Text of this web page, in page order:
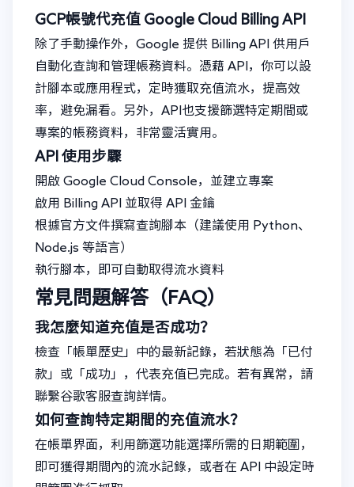
GCP帳號代充值 Google Cloud Billing API
除了手動操作外，Google 提供 Billing API 供用戶
自動化查詢和管理帳務資料。憑藉 API，你可以設
計腳本或應用程式，定時獲取充值流水，提高效
率，避免漏看。另外，API也支援篩選特定期間或
專案的帳務資料，非常靈活實用。
API 使用步驟
開啟 Google Cloud Console，並建立專案
啟用 Billing API 並取得 API 金鑰
根據官方文件撰寫查詢腳本（建議使用 Python、
Node.js 等語言）
執行腳本，即可自動取得流水資料
常見問題解答（FAQ）
我怎麼知道充值是否成功？
檢查「帳單歷史」中的最新記錄，若狀態為「已付
款」或「成功」，代表充值已完成。若有異常，請
聯繫谷歌客服查詢詳情。
如何查詢特定期間的充值流水？
在帳單界面，利用篩選功能選擇所需的日期範圍，
即可獲得期間內的流水記錄，或者在 API 中設定時